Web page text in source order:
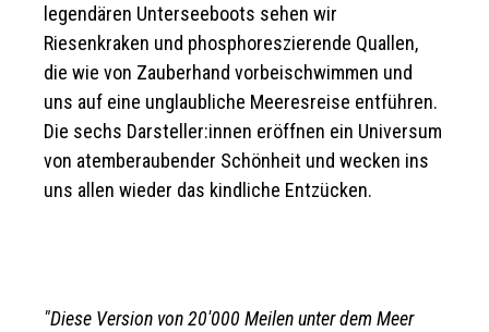
legendären Unterseeboots sehen wir
Riesenkraken und phosphoreszierende Quallen,
die wie von Zauberhand vorbeischwimmen und
uns auf eine unglaubliche Meeresreise entführen.
Die sechs Darsteller:innen eröffnen ein Universum
von atemberaubender Schönheit und wecken ins
uns allen wieder das kindliche Entzücken.
"Diese Version von 20'000 Meilen unter dem Meer